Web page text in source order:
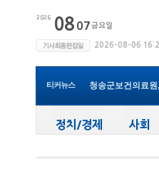
티커뉴스
윤경희 청송군수,
(사)한국여성농업
청송군보건의료
청송군보건의료
청송군, 객주 파크